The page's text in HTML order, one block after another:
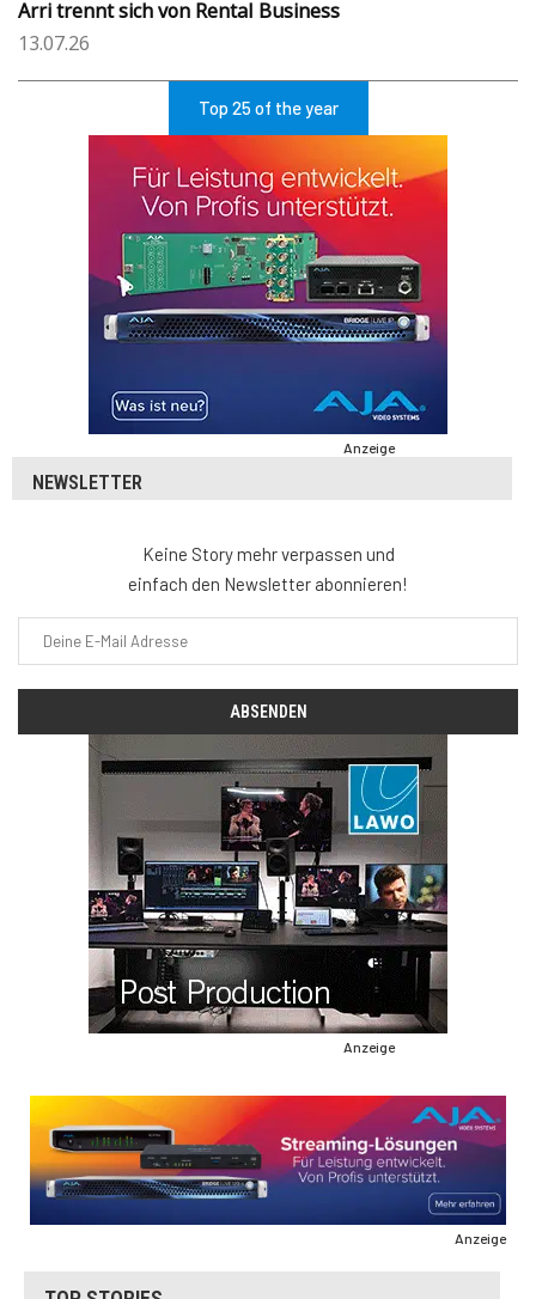
Arri trennt sich von Rental Business
13.07.26
Top 25 of the year
Anzeige
NEWSLETTER
Keine Story mehr verpassen und
einfach den Newsletter abonnieren!
Anzeige
Anzeige